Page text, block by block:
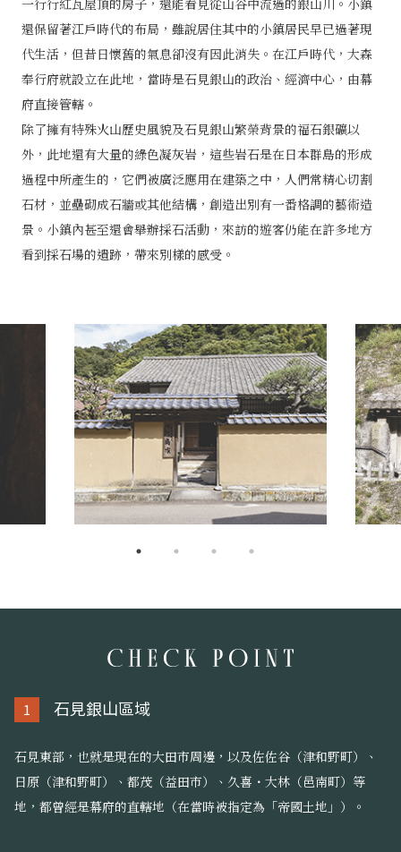
還保留著江戶時代的布局，雖說居住其中的小鎮居民早已過著現
代生活，但昔日懷舊的氣息卻沒有因此消失。在江戶時代，大森
奉行府就設立在此地，當時是石見銀山的政治、經濟中心，由幕
府直接管轄。
除了擁有特殊火山歷史風貌及石見銀山繁榮背景的福石銀礦以
外，此地還有大量的綠色凝灰岩，這些岩石是在日本群島的形成
過程中所產生的，它們被廣泛應用在建築之中，人們常精心切割
石材，並壘砌成石牆或其他結構，創造出別有一番格調的藝術造
景。小鎮內甚至還會舉辦採石活動，來訪的遊客仍能在許多地方
看到採石場的遺跡，帶來別樣的感受。
1 石見銀山區域
石見東部，也就是現在的大田市周邊，以及佐佐谷（津和野町）、
日原（津和野町）、都茂（益田市）、久喜・大林（邑南町）等
地，都曾經是幕府的直轄地（在當時被指定為「帝國土地」）。